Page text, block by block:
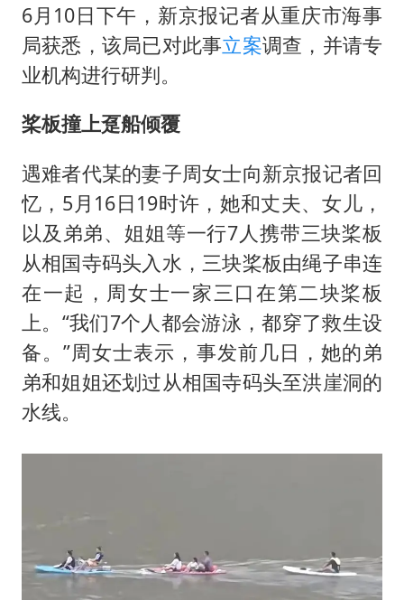
6月10日下午，新京报记者从重庆市海事
局获悉，该局已对此事立案调查，并请专
业机构进行研判。
桨板撞上趸船倾覆
遇难者代某的妻子周女士向新京报记者回
忆，5月16日19时许，她和丈夫、女儿，
以及弟弟、姐姐等一行7人携带三块桨板
从相国寺码头入水，三块桨板由绳子串连
在一起，周女士一家三口在第二块桨板
上。“我们7个人都会游泳，都穿了救生设
备。”周女士表示，事发前几日，她的弟
弟和姐姐还划过从相国寺码头至洪崖洞的
水线。